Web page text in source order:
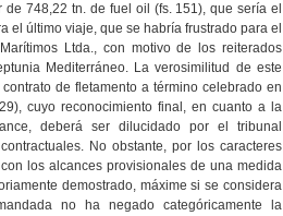
748,22 tn. de fuel oil (fs. 151), que sería el
el último viaje, que se habría frustrado para el
Ltda., con motivo de los reiterados
Mediterráneo. La verosimilitud de este
de fletamento a término celebrado en
cuyo reconocimiento final, en cuanto a la
deberá ser dilucidado por el tribunal
No obstante, por los caracteres
los alcances provisionales de una medida
demostrado, máxime si se considera
no ha negado categóricamente la